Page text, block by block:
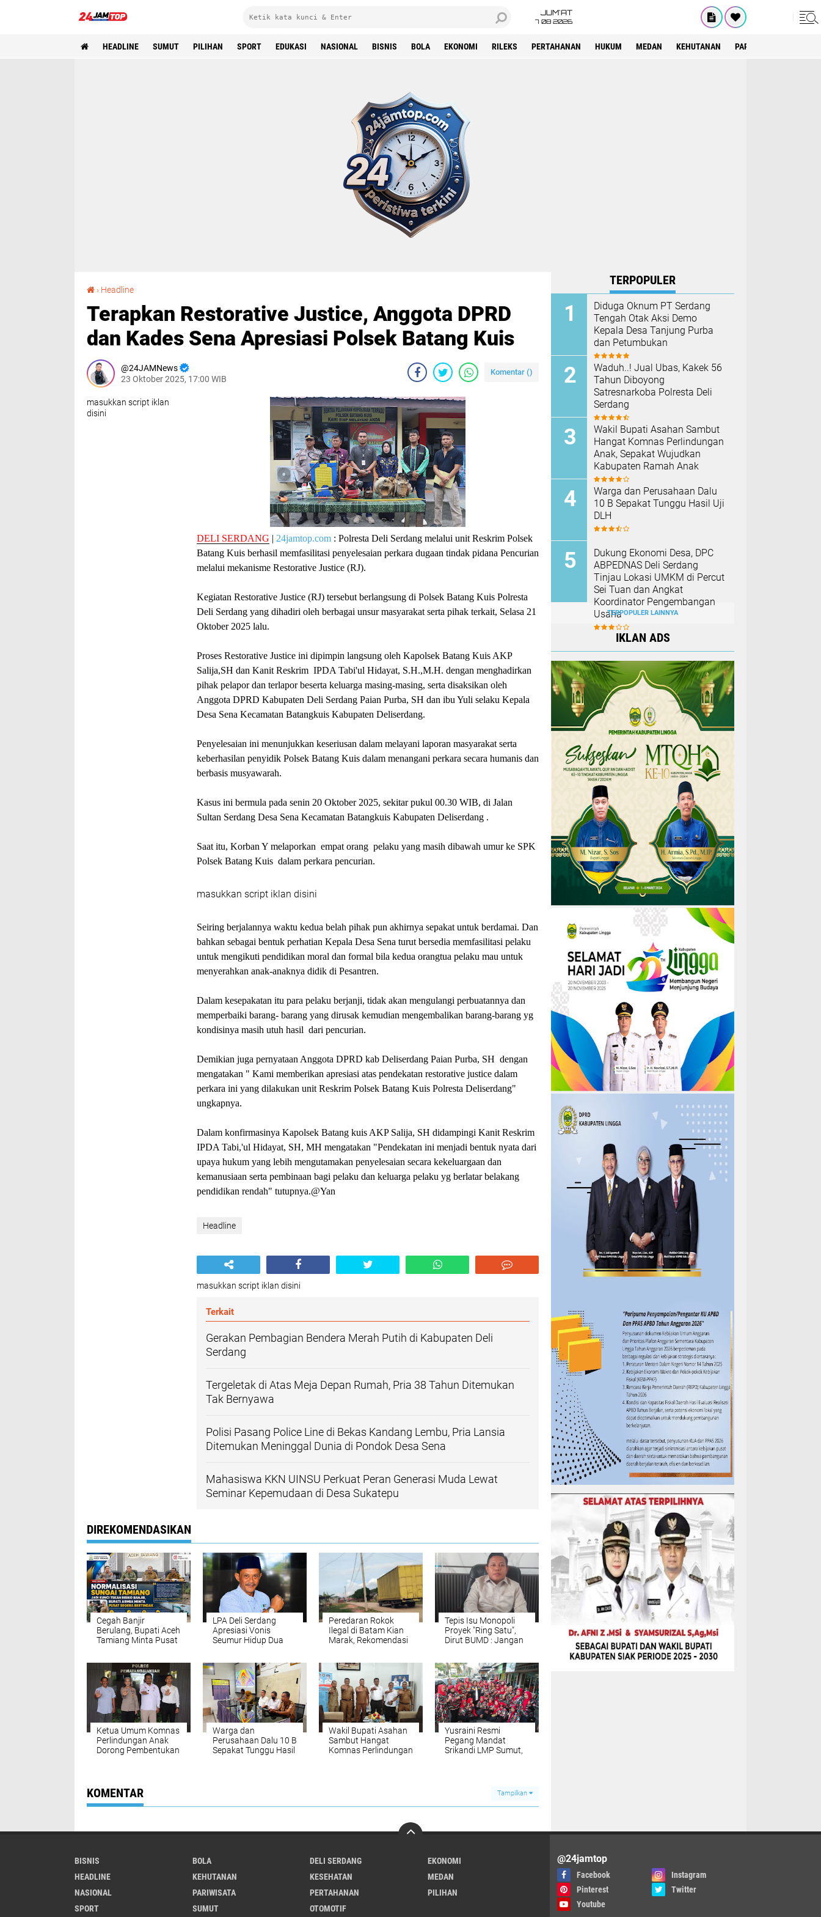
JUM'AT
7 08 2026
HEADLINE SUMUT PILIHAN SPORT EDUKASI NASIONAL BISNIS BOLA EKONOMI RILEKS PERTAHANAN HUKUM MEDAN KEHUTANAN PARIWISATA
› Headline
Terapkan Restorative Justice, Anggota DPRD
dan Kades Sena Apresiasi Polsek Batang Kuis
24JAMNews
23 Oktober 2025, 17:00 WIB
Komentar ()
masukkan script iklan
disini
DELI SERDANG | 24jamtop.com : Polresta Deli Serdang melalui unit Reskrim Polsek
Batang Kuis berhasil memfasilitasi penyelesaian perkara dugaan tindak pidana Pencurian
melalui mekanisme Restorative Justice (RJ).
Kegiatan Restorative Justice (RJ) tersebut berlangsung di Polsek Batang Kuis Polresta
Deli Serdang yang dihadiri oleh berbagai unsur masyarakat serta pihak terkait, Selasa 21
Oktober 2025 lalu.
Proses Restorative Justice ini dipimpin langsung oleh Kapolsek Batang Kuis AKP
Salija,SH dan Kanit Reskrim IPDA Tabi'ul Hidayat, S.H.,M.H. dengan menghadirkan
pihak pelapor dan terlapor beserta keluarga masing-masing, serta disaksikan oleh
Anggota DPRD Kabupaten Deli Serdang Paian Purba, SH dan ibu Yuli selaku Kepala
Desa Sena Kecamatan Batangkuis Kabupaten Deliserdang.
Penyelesaian ini menunjukkan keseriusan dalam melayani laporan masyarakat serta
keberhasilan penyidik Polsek Batang Kuis dalam menangani perkara secara humanis dan
berbasis musyawarah.
Kasus ini bermula pada senin 20 Oktober 2025, sekitar pukul 00.30 WIB, di Jalan
Sultan Serdang Desa Sena Kecamatan Batangkuis Kabupaten Deliserdang .
Saat itu, Korban Y melaporkan empat orang pelaku yang masih dibawah umur ke SPK
Polsek Batang Kuis dalam perkara pencurian.
masukkan script iklan disini
Seiring berjalannya waktu kedua belah pihak pun akhirnya sepakat untuk berdamai. Dan
bahkan sebagai bentuk perhatian Kepala Desa Sena turut bersedia memfasilitasi pelaku
untuk mengikuti pendidikan moral dan formal bila kedua orangtua pelaku mau untuk
menyerahkan anak-anaknya didik di Pesantren.
Dalam kesepakatan itu para pelaku berjanji, tidak akan mengulangi perbuatannya dan
memperbaiki barang- barang yang dirusak kemudian mengembalikan barang-barang yg
kondisinya masih utuh hasil dari pencurian.
Demikian juga pernyataan Anggota DPRD kab Deliserdang Paian Purba, SH dengan
mengatakan " Kami memberikan apresiasi atas pendekatan restorative justice dalam
perkara ini yang dilakukan unit Reskrim Polsek Batang Kuis Polresta Deliserdang"
ungkapnya.
Dalam konfirmasinya Kapolsek Batang kuis AKP Salija, SH didampingi Kanit Reskrim
IPDA Tabi,'ul Hidayat, SH, MH mengatakan "Pendekatan ini menjadi bentuk nyata dari
upaya hukum yang lebih mengutamakan penyelesaian secara kekeluargaan dan
kemanusiaan serta pembinaan bagi pelaku dan keluarga pelaku yg berlatar belakang
pendidikan rendah" tutupnya.@Yan
Headline
masukkan script iklan disini
Terkait
Gerakan Pembagian Bendera Merah Putih di Kabupaten Deli
Serdang
Tergeletak di Atas Meja Depan Rumah, Pria 38 Tahun Ditemukan
Tak Bernyawa
Polisi Pasang Police Line di Bekas Kandang Lembu, Pria Lansia
Ditemukan Meninggal Dunia di Pondok Desa Sena
Mahasiswa KKN UINSU Perkuat Peran Generasi Muda Lewat
Seminar Kepemudaan di Desa Sukatepu
DIREKOMENDASIKAN
Cegah Banjir
Berulang, Bupati Aceh
Tamiang Minta Pusat
LPA Deli Serdang
Apresiasi Vonis
Seumur Hidup Dua
di Lubuk Pakam,
Desak Polisi Segera
Tangkap DPO
Peredaran Rokok
Ilegal di Batam Kian
Marak, Rekomendasi
Kembali Disorot
Tepis Isu Monopoli
Proyek "Ring Satu",
Dirut BUMD : Jangan
Ketua Umum Komnas
Perlindungan Anak
Dorong Pembentukan
Polres
Pematangsiantar
Warga dan
Perusahaan Dalu 10 B
Sepakat Tunggu Hasil
Wakil Bupati Asahan
Sambut Hangat
Komnas Perlindungan
Yusraini Resmi
Pegang Mandat
Srikandi LMP Sumut,
KOMENTAR Tampilkan
TERPOPULER
Diduga Oknum PT Serdang
Tengah Otak Aksi Demo
Kepala Desa Tanjung Purba
dan Petumbukan
Waduh..! Jual Ubas, Kakek 56
Tahun Diboyong
Satresnarkoba Polresta Deli
Serdang
Wakil Bupati Asahan Sambut
Hangat Komnas Perlindungan
Anak, Sepakat Wujudkan
Kabupaten Ramah Anak
Warga dan Perusahaan Dalu
10 B Sepakat Tunggu Hasil Uji
DLH
Dukung Ekonomi Desa, DPC
ABPEDNAS Deli Serdang
Tinjau Lokasi UMKM di Percut
Sei Tuan dan Angkat
Koordinator Pengembangan
UsahaTERPOPULER LAINNYA
IKLAN ADS
BISNIS BOLA DELI SERDANG
EKONOMI
HEADLINE
KEHUTANAN KESEHATAN
MEDAN
NASIONAL
PARIWISATA PERTAHANAN
PILIHAN
SPORT
SUMUT OTOMOTIF
@24jamtop
Facebook
Instagram
Pinterest
Twitter
Youtube